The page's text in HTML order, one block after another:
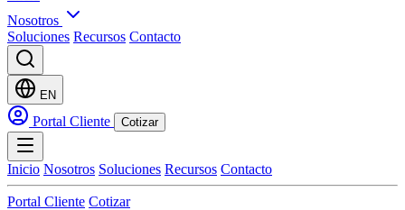
Nosotros
Soluciones Recursos Contacto
EN
Portal Cliente Cotizar
Inicio Nosotros Soluciones Recursos Contacto
Portal Cliente Cotizar